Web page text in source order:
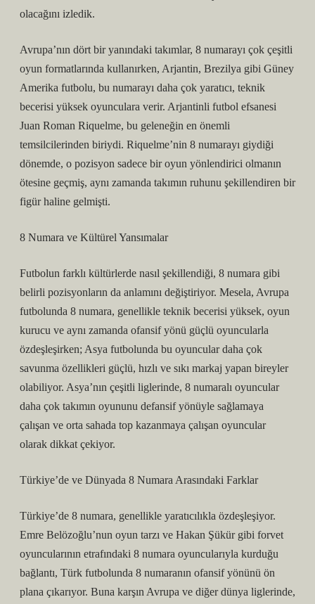
olacağını izledik.
Avrupa’nın dört bir yanındaki takımlar, 8 numarayı çok çeşitli
oyun formatlarında kullanırken, Arjantin, Brezilya gibi Güney
Amerika futbolu, bu numarayı daha çok yaratıcı, teknik
becerisi yüksek oyunculara verir. Arjantinli futbol efsanesi
Juan Roman Riquelme, bu geleneğin en önemli
temsilcilerinden biriydi. Riquelme’nin 8 numarayı giydiği
dönemde, o pozisyon sadece bir oyun yönlendirici olmanın
ötesine geçmiş, aynı zamanda takımın ruhunu şekillendiren bir
figür haline gelmişti.
8 Numara ve Kültürel Yansımalar
Futbolun farklı kültürlerde nasıl şekillendiği, 8 numara gibi
belirli pozisyonların da anlamını değiştiriyor. Mesela, Avrupa
futbolunda 8 numara, genellikle teknik becerisi yüksek, oyun
kurucu ve aynı zamanda ofansif yönü güçlü oyuncularla
özdeşleşirken; Asya futbolunda bu oyuncular daha çok
savunma özellikleri güçlü, hızlı ve sıkı markaj yapan bireyler
olabiliyor. Asya’nın çeşitli liglerinde, 8 numaralı oyuncular
daha çok takımın oyununu defansif yönüyle sağlamaya
çalışan ve orta sahada top kazanmaya çalışan oyuncular
olarak dikkat çekiyor.
Türkiye’de ve Dünyada 8 Numara Arasındaki Farklar
Türkiye’de 8 numara, genellikle yaratıcılıkla özdeşleşiyor.
Emre Belözoğlu’nun oyun tarzı ve Hakan Şükür gibi forvet
oyuncularının etrafındaki 8 numara oyuncularıyla kurduğu
bağlantı, Türk futbolunda 8 numaranın ofansif yönünü ön
plana çıkarıyor. Buna karşın Avrupa ve diğer dünya liglerinde,